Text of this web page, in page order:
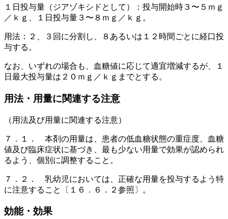
１日投与量（ジアゾキシドとして）：投与開始時３〜５ｍｇ
／ｋｇ、１日投与量３〜８ｍｇ／ｋｇ。
用法：２、３回に分割し、８あるいは１２時間ごとに経口投
与する。
なお、いずれの場合も、血糖値に応じて適宜増減するが、１
日最大投与量は２０ｍｇ／ｋｇまでとする。
用法・用量に関連する注意
（用法及び用量に関連する注意）
７．１． 本剤の用量は、患者の低血糖状態の重症度、血糖
値及び臨床症状に基づき、最も少ない用量で効果が認められ
るよう、個別に調整すること。
７．２． 乳幼児においては、正確な用量を投与するよう特
に注意すること〔１６．６．２参照〕。
効能・効果